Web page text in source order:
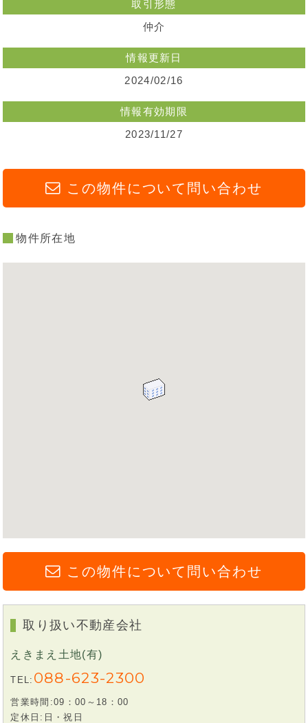
取引形態
仲介
情報更新日
2024/02/16
情報有効期限
2023/11/27
この物件について問い合わせ
物件所在地
この物件について問い合わせ
取り扱い不動産会社
えきまえ土地(有)
TEL: 088-623-2300
営業時間:09：00～18：00
定休日:日・祝日